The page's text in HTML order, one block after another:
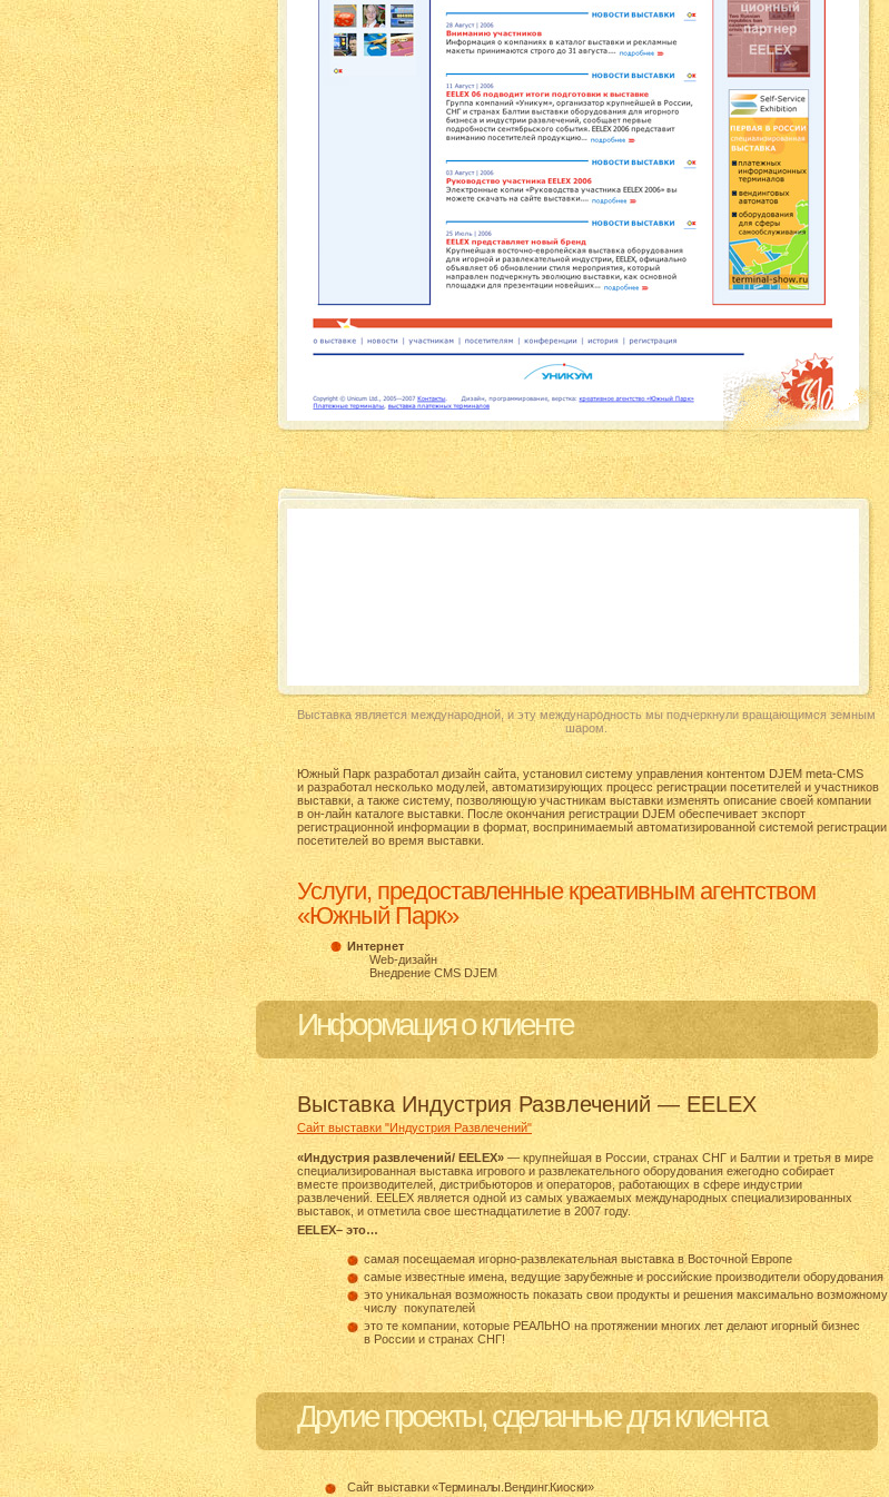
Выставка является международной, и эту международность мы подчеркнули вращающимся земным
шаром.
Южный Парк разработал дизайн сайта, установил систему управления контентом DJEM meta-CMS
и разработал несколько модулей, автоматизирующих процесс регистрации посетителей и участников
выставки, а также систему, позволяющую участникам выставки изменять описание своей компании
в он-лайн каталоге выставки. После окончания регистрации DJEM обеспечивает экспорт
регистрационной информации в формат, воспринимаемый автоматизированной системой регистрации
посетителей во время выставки.
Услуги, предоставленные креативным агентством
«Южный Парк»
Интернет
Web-дизайн
Внедрение CMS DJEM
Информация о клиенте
Выставка Индустрия Развлечений — EELEX
Сайт выставки "Индустрия Развлечений"
«Индустрия развлечений/ EELEX» — крупнейшая в России, странах СНГ и Балтии и третья в мире
специализированная выставка игрового и развлекательного оборудования ежегодно собирает
вместе производителей, дистрибьюторов и операторов, работающих в сфере индустрии
развлечений. EELEX является одной из самых уважаемых международных специализированных
выставок, и отметила свое шестнадцатилетие в 2007 году.
EELEX– это…
самая посещаемая игорно-развлекательнаявыставка в Восточной Европе
самые известные имена, ведущие зарубежные и российские производители оборудования
это уникальная возможность показать свои продукты и решения максимально возможному
числу покупателей
это те компании, которые РЕАЛЬНО на протяжении многих лет делают игорный бизнес
в России и странах СНГ!
Другие проекты, сделанные для клиента
Сайт выставки «Терминалы.Вендинг.Киоски»